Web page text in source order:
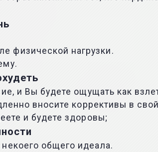
физической нагрузки.
и Вы будете ощущать как
вносите коррективы в
и будете здоровы;
общего идеала.